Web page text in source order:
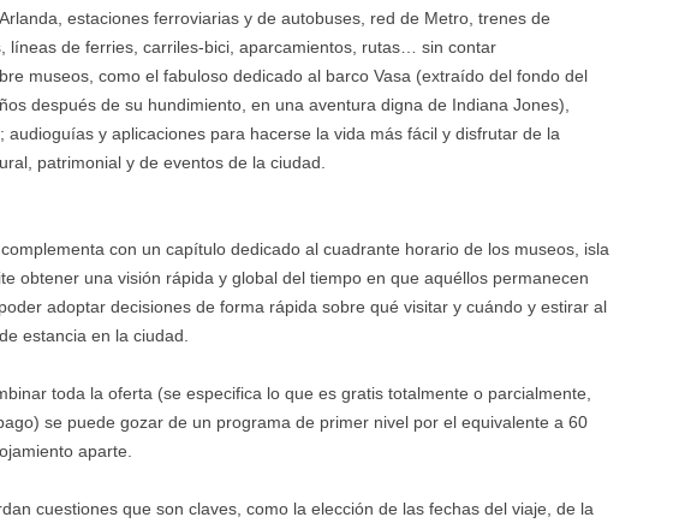
estaciones ferroviarias y de autobuses, red de Metro, trenes de
líneas de ferries, carriles-bici, aparcamientos, rutas… sin contar
museos, como el fabuloso dedicado al barco Vasa (extraído del fondo del
después de su hundimiento, en una aventura digna de Indiana Jones),
audioguías y aplicaciones para hacerse la vida más fácil y disfrutar de la
patrimonial y de eventos de la ciudad.
con un capítulo dedicado al cuadrante horario de los museos, isla
obtener una visión rápida y global del tiempo en que aquéllos permanecen
adoptar decisiones de forma rápida sobre qué visitar y cuándo y estirar al
estancia en la ciudad.
toda la oferta (se especifica lo que es gratis totalmente o parcialmente,
se puede gozar de un programa de primer nivel por el equivalente a 60
aparte.
cuestiones que son claves, como la elección de las fechas del viaje, de la